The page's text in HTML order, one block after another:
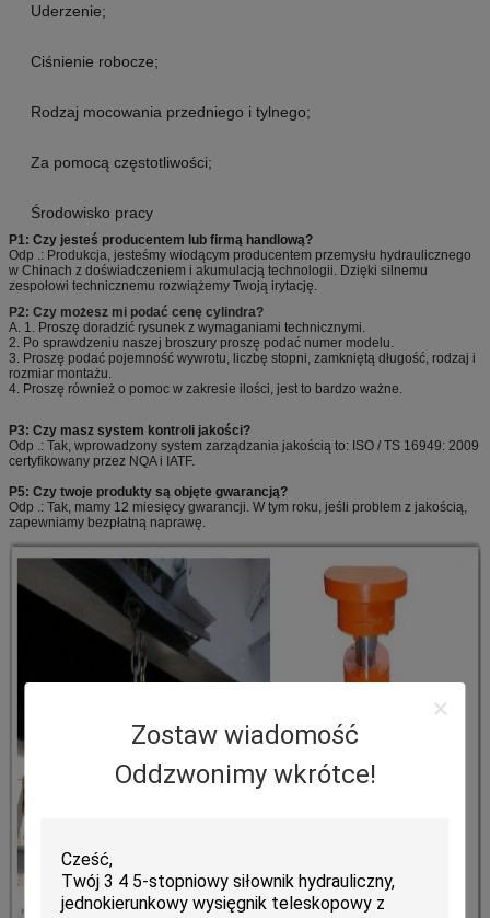
Zostaw wiadomość
Oddzwonimy wkrótce!
Uderzenie;
Ciśnienie robocze;
Rodzaj mocowania przedniego i tylnego;
Za pomocą częstotliwości;
Środowisko pracy
P1: Czy jesteś producentem lub firmą handlową?
Odp .: Produkcja, jesteśmy wiodącym producentem przemysłu hydraulicznego
w Chinach z doświadczeniem i akumulacją technologii. Dzięki silnemu
zespołowi technicznemu rozwiążemy Twoją irytację.
P2: Czy możesz mi podać cenę cylindra?
A. 1. Proszę doradzić rysunek z wymaganiami technicznymi.
2. Po sprawdzeniu naszej broszury proszę podać numer modelu.
3. Proszę podać pojemność wywrotu, liczbę stopni, zamkniętą długość, rodzaj i
rozmiar montażu.
4. Proszę również o pomoc w zakresie ilości, jest to bardzo ważne.
P3: Czy masz system kontroli jakości?
Odp .: Tak, wprowadzony system zarządzania jakością to: ISO / TS 16949: 2009
certyfikowany przez NQA i IATF.
P5: Czy twoje produkty są objęte gwarancją?
Odp .: Tak, mamy 12 miesięcy gwarancji. W tym roku, jeśli problem z jakością,
zapewniamy bezpłatną naprawę.